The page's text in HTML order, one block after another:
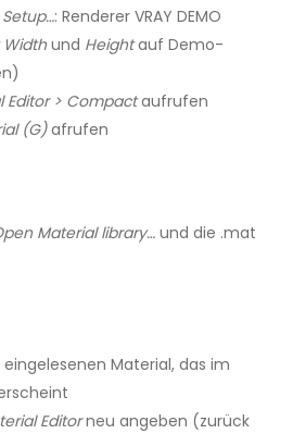
: Renderer VRAY DEMO
und Heightauf Demo-
Editor > Compactaufrufen
(G)afrufen
Material library… und die .mat
Material, das im
Editorneu angeben (zurück